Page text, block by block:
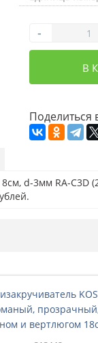
-
В
Поделиться
d-3мм RA-C3D
и вертлюгом
RD-A5K (5 шт./уп.)